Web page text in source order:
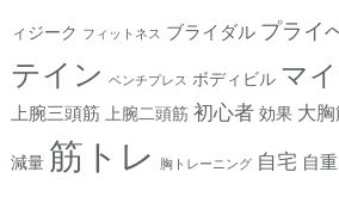
ィジーク フィットネス ブライダル プライ
テイン ベンチプレス ボディビル マ
上腕三頭筋
上腕二頭筋 初心者 効果 大
減量 筋トレ 胸トレーニング 自宅 自重